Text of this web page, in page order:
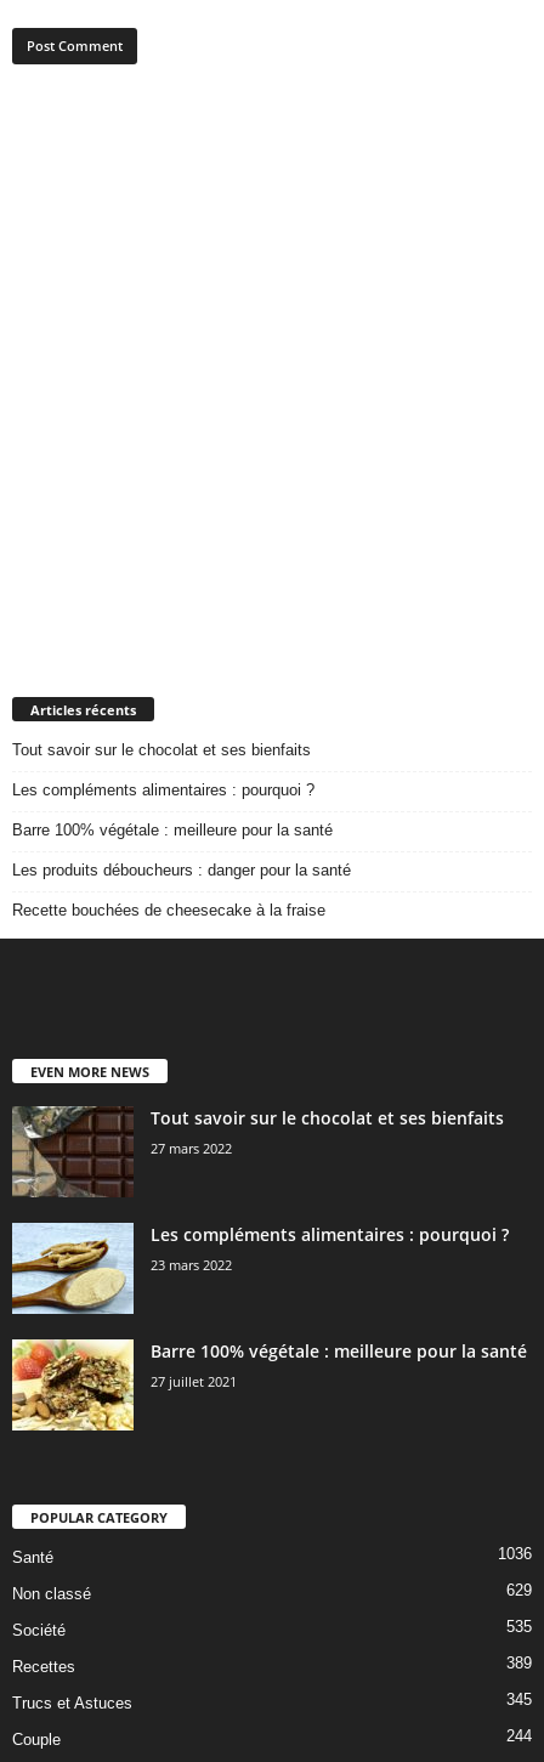
Articles récents
Tout savoir sur le chocolat et ses bienfaits
Les compléments alimentaires : pourquoi ?
Barre 100% végétale : meilleure pour la santé
Les produits déboucheurs : danger pour la santé
Recette bouchées de cheesecake à la fraise
EVEN MORE NEWS
Tout savoir sur le chocolat et ses bienfaits
27 mars 2022
Les compléments alimentaires : pourquoi ?
23 mars 2022
Barre 100% végétale : meilleure pour la santé
27 juillet 2021
POPULAR CATEGORY
Santé 1036
Non classé 629
Société 535
Recettes 389
Trucs et Astuces 345
Couple 244